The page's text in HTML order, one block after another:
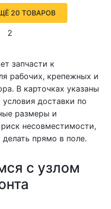
20 ТОВАРОВ
2
запчасти к
рабочих, крепежных и
В карточках указаны
доставки по
размеры и
несовместимости,
прямо в поле.
с узлом